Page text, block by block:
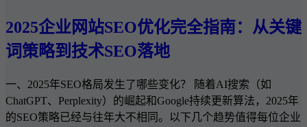
2025企业网站SEO优化完全指南：从关键
词策略到技术SEO落地
一、2025年SEO格局发生了哪些变化？ 随着AI搜索（如
ChatGPT、Perplexity）的崛起和Google持续更新算法，2025年
的SEO策略已经与往年大不相同。以下几个趋势值得每位企业